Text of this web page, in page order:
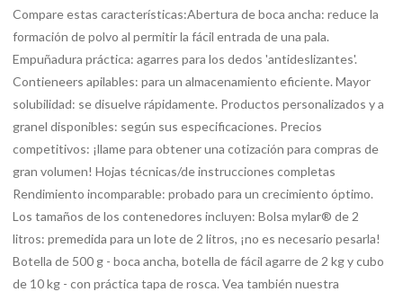
Compare estas características:Abertura de boca ancha: reduce la
formación de polvo al permitir la fácil entrada de una pala.
Empuñadura práctica: agarres para los dedos 'antideslizantes'.
Contieneers apilables: para un almacenamiento eficiente. Mayor
solubilidad: se disuelve rápidamente. Productos personalizados y a
granel disponibles: según sus especificaciones. Precios
competitivos: ¡llame para obtener una cotización para compras de
gran volumen! Hojas técnicas/de instrucciones completas
Rendimiento incomparable: probado para un crecimiento óptimo.
Los tamaños de los contenedores incluyen: Bolsa mylar® de 2
litros: premedida para un lote de 2 litros, ¡no es necesario pesarla!
Botella de 500 g - boca ancha, botella de fácil agarre de 2 kg y cubo
de 10 kg - con práctica tapa de rosca. Vea también nuestra